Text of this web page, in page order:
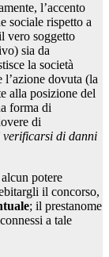
l’accento
sociale rispetto a
vero soggetto
sia da
la società
l’azione dovuta (la
alla posizione del
forma di
di
verificarsi di danni
potere
il concorso,
; il prestanome
a tale